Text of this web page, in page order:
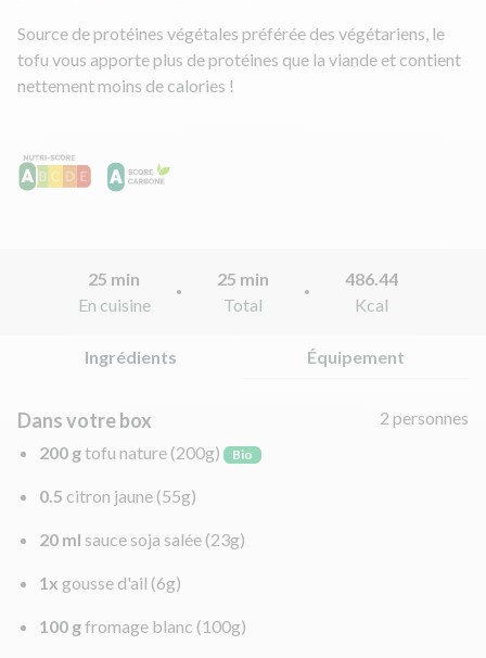
Source de protéines végétales préférée des végétariens, le
tofu vous apporte plus de protéines que la viande et contient
nettement moins de calories !
25 min
En cuisine
25 min
Total
486.44
Kcal
Ingrédients Équipement
Dans votre box
2 personnes
200 gtofu nature (200g) Bio
0.5 citron jaune (55g)
20 ml sauce soja salée (23g)
1x gousse d'ail (6g)
100 gfromage blanc (100g)